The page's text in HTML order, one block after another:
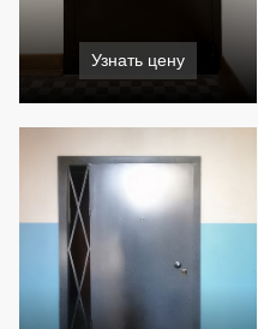
Узнать цену